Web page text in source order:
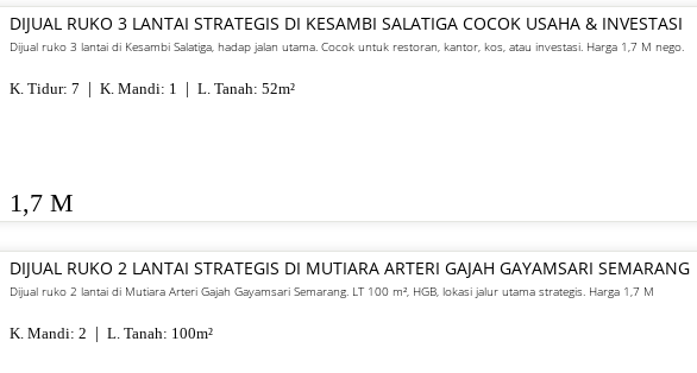
DIJUAL RUKO 3 LANTAI STRATEGIS DI KESAMBI SALATIGA COCOK USAHA & INVESTASI
Dijual ruko 3 lantai di Kesambi Salatiga, hadap jalan utama. Cocok untuk restoran, kantor, kos, atau investasi. Harga 1,7 M nego.
K. Tidur: 7 K. Mandi: 1 L. Tanah: 52m²
1,7 M
DIJUAL RUKO 2 LANTAI STRATEGIS DI MUTIARA ARTERI GAJAH GAYAMSARI SEMARANG
Dijual ruko 2 lantai di Mutiara Arteri Gajah Gayamsari Semarang. LT 100 m², HGB, lokasi jalur utama strategis. Harga 1,7 M
K. Mandi: 2 L. Tanah: 100m²